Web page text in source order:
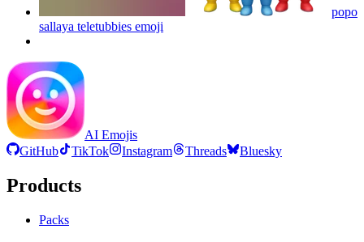
popo
sallaya teletubbies emoji
AI Emojis
GitHub
TikTok Instagram Threads Bluesky
Products
Packs